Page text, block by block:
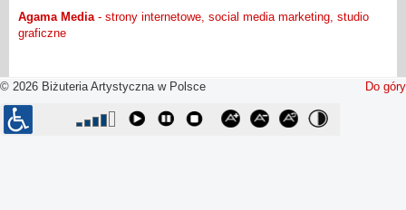
Agama Media - strony internetowe, social media marketing, studio
graficzne
Do góry
© 2026 Biżuteria Artystyczna w Polsce